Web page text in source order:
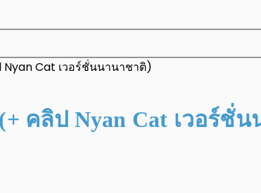
Cat เวอร์ชั่นนานาชาติ)
คลิป Nyan Cat เวอร์ชั่